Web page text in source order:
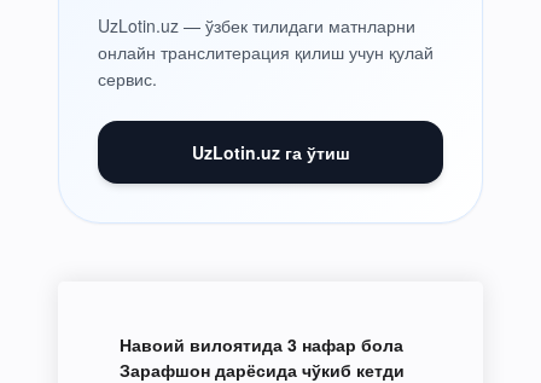
UzLotin.uz — ўзбек тилидаги матнларни
онлайн транслитерация қилиш учун қулай
сервис.
UzLotin.uz га ўтиш
Навоий вилоятида 3 нафар бола
Зарафшон дарёсида чўкиб кетди